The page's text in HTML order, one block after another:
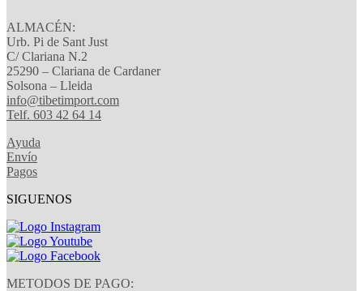
ALMACÉN:
Urb. Pi de Sant Just
C/ Clariana N.2
25290 – Clariana de Cardaner
Solsona – Lleida
info@tibetimport.com
Telf. 603 42 64 14
Ayuda
Envío
Pagos
SIGUENOS
METODOS DE PAGO: